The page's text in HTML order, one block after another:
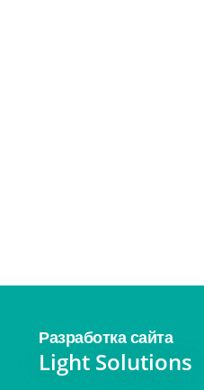
Разработка сайта
Light Solutions